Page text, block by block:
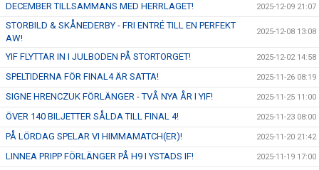
DECEMBER TILLSAMMANS MED HERRLAGET! 2025-12-09 21:07
STORBILD & SKÅNEDERBY - FRI ENTRÉ TILL EN PERFEKT
AW!
2025-12-08 13:08
YIF FLYTTAR IN I JULBODEN PÅ STORTORGET! 2025-12-02 14:58
SPELTIDERNA FÖR FINAL4 ÄR SATTA! 2025-11-26 08:19
SIGNE HRENCZUK FÖRLÄNGER - TVÅ NYA ÅR I YIF! 2025-11-25 11:00
ÖVER 140 BILJETTER SÅLDA TILL FINAL 4! 2025-11-23 08:00
PÅ LÖRDAG SPELAR VI HIMMAMATCH(ER)! 2025-11-20 21:42
LINNEA PRIPP FÖRLÄNGER PÅ H9 I YSTADS IF! 2025-11-19 17:00